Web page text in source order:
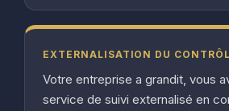
EXTERNALISATION DU
Votre entreprise a grandit, vous
service de suivi externalisé en